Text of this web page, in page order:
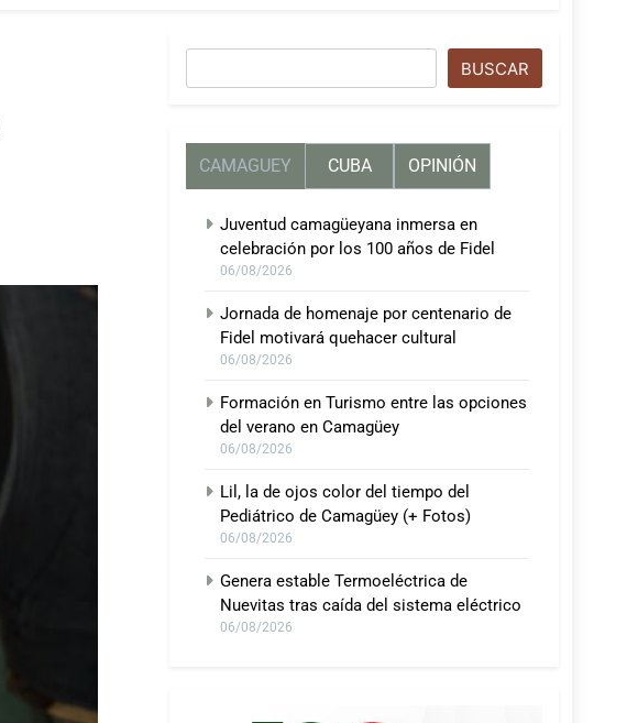
BUSCAR
CAMAGUEY CUBA OPINIÓN
Juventud camagüeyana inmersa en
celebración por los 100 años de Fidel
06/08/2026
Jornada de homenaje por centenario de
Fidel motivará quehacer cultural
06/08/2026
Formación en Turismo entre las opciones
del verano en Camagüey
06/08/2026
Lil, la de ojos color del tiempo del
Pediátrico de Camagüey (+ Fotos)
06/08/2026
Genera estable Termoeléctrica de
Nuevitas tras caída del sistema eléctrico
06/08/2026